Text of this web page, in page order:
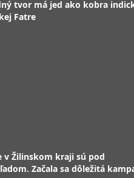
tvor má jed ako kobra
Fatre
v Žilinskom kraji sú pod
Začala sa dôležitá